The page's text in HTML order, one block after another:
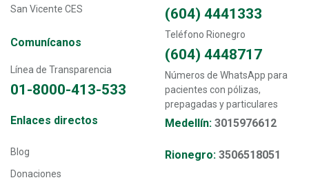
San Vicente CES
Comunícanos
Línea de Transparencia
01-8000-413-533
(604) 4441333
Teléfono Rionegro
(604) 4448717
Números de WhatsApp para
pacientes con pólizas,
prepagadas y particulares
Medellín: 3015976612
Rionegro: 3506518051
Transversal - Menú enlaces directos footer
Enlaces directos
Blog
Donaciones